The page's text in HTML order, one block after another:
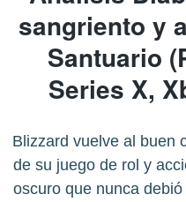
sangriento y
Santuario
Series X,
Blizzard vuelve al buen
de su juego de rol y
oscuro que nunca